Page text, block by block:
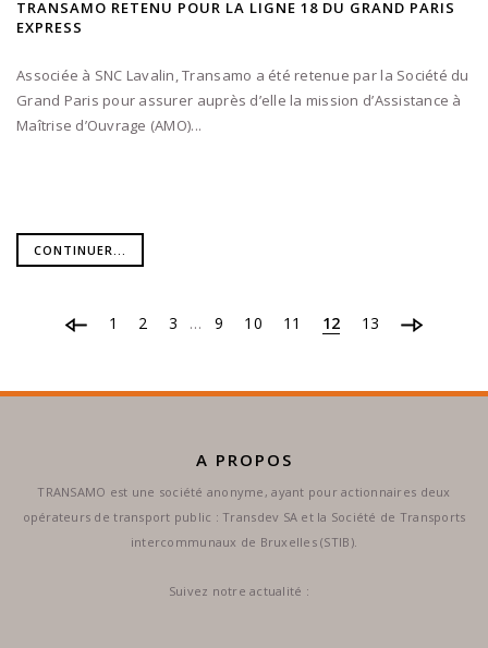
TRANSAMO RETENU POUR LA LIGNE 18 DU GRAND PARIS
EXPRESS
Associée à SNC Lavalin, Transamo a été retenue par la Société du
Grand Paris pour assurer auprès d’elle la mission d’Assistance à
Maîtrise d’Ouvrage (AMO)...
CONTINUER...
1 2 3 … 9 10 11 12 13
A PROPOS
TRANSAMO est une société anonyme, ayant pour actionnaires deux
opérateurs de transport public : Transdev SA et la Société de Transports
intercommunaux de Bruxelles (STIB).
Suivez notre actualité :